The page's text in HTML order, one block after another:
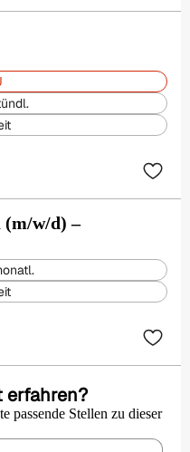
w/d) –
erfahren?
passende Stellen zu dieser